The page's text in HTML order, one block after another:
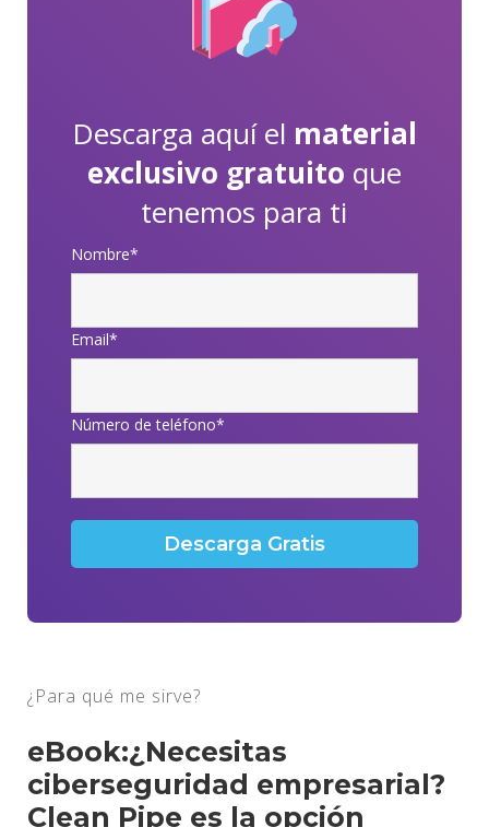
Descarga aquí el material
exclusivo gratuito que
tenemos para ti
Nombre*
Email*
Número de teléfono*
¿Para qué me sirve?
eBook:¿Necesitas
ciberseguridad empresarial?
Clean Pipe es la opción